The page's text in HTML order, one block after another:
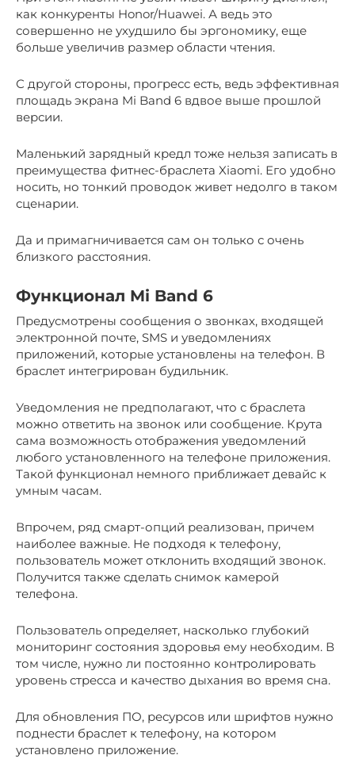
как конкуренты Honor/Huawei. А ведь это
совершенно не ухудшило бы эргономику, еще
больше увеличив размер области чтения.
С другой стороны, прогресс есть, ведь эффективная
площадь экрана Mi Band 6 вдвое выше прошлой
версии.
Маленький зарядный кредл тоже нельзя записать в
преимущества фитнес-браслета Xiaomi. Его удобно
носить, но тонкий проводок живет недолго в таком
сценарии.
Да и примагничивается сам он только с очень
близкого расстояния.
Функционал Mi Band 6
Предусмотрены сообщения о звонках, входящей
электронной почте, SMS и уведомлениях
приложений, которые установлены на телефон. В
браслет интегрирован будильник.
Уведомления не предполагают, что с браслета
можно ответить на звонок или сообщение. Крута
сама возможность отображения уведомлений
любого установленного на телефоне приложения.
Такой функционал немного приближает девайс к
умным часам.
Впрочем, ряд смарт-опций реализован, причем
наиболее важные. Не подходя к телефону,
пользователь может отклонить входящий звонок.
Получится также сделать снимок камерой
телефона.
Пользователь определяет, насколько глубокий
мониторинг состояния здоровья ему необходим. В
том числе, нужно ли постоянно контролировать
уровень стресса и качество дыхания во время сна.
Для обновления ПО, ресурсов или шрифтов нужно
поднести браслет к телефону, на котором
установлено приложение.